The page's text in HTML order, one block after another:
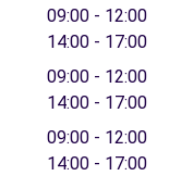
09:00 - 12:00
14:00 - 17:00
09:00 - 12:00
14:00 - 17:00
09:00 - 12:00
14:00 - 17:00